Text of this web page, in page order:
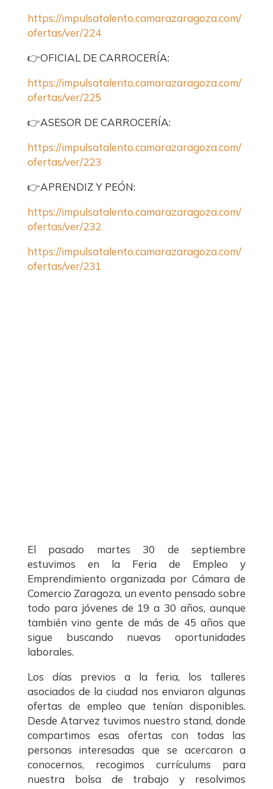
https://impulsatalento.camarazaragoza.com/
ofertas/ver/224
👉OFICIAL DE CARROCERÍA:
https://impulsatalento.camarazaragoza.com/
ofertas/ver/225
👉ASESOR DE CARROCERÍA:
https://impulsatalento.camarazaragoza.com/
ofertas/ver/223
👉APRENDIZ Y PEÓN:
https://impulsatalento.camarazaragoza.com/
ofertas/ver/232
https://impulsatalento.camarazaragoza.com/
ofertas/ver/231
El pasado martes 30 de septiembre
estuvimos en la Feria de Empleo y
Emprendimiento organizada por Cámara de
Comercio Zaragoza, un evento pensado sobre
todo para jóvenes de 19 a 30 años, aunque
también vino gente de más de 45 años que
sigue buscando nuevas oportunidades
laborales.
Los días previos a la feria, los talleres
asociados de la ciudad nos enviaron algunas
ofertas de empleo que tenían disponibles.
Desde Atarvez tuvimos nuestro stand, donde
compartimos esas ofertas con todas las
personas interesadas que se acercaron a
conocernos, recogimos currículums para
nuestra bolsa de trabajo y resolvimos